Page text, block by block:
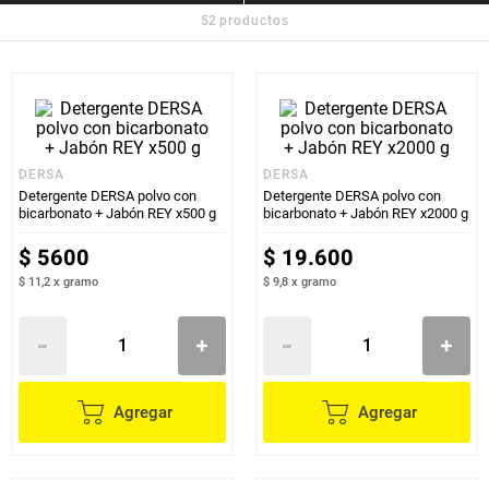
52 productos
DERSA
Detergente DERSA polvo con
bicarbonato + Jabón REY x500 g
$ 5600
$ 11,2 x gramo
Agregar
DERSA
Detergente DERSA polvo con
bicarbonato + Jabón REY x2000 g
$ 19.600
$ 9,8 x gramo
Agregar